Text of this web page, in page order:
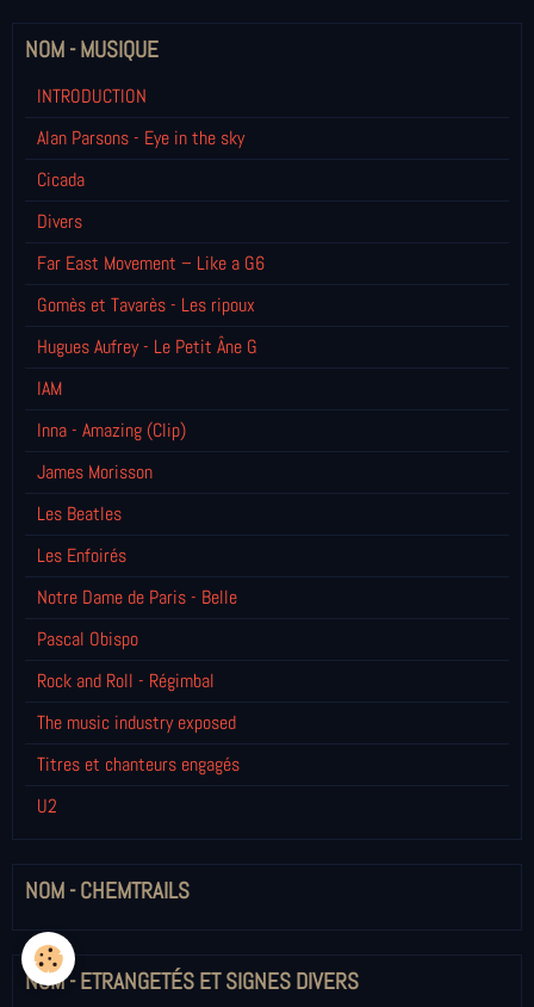
NOM - MUSIQUE
INTRODUCTION
Alan Parsons - Eye in the sky
Cicada
Divers
Far East Movement – Like a G6
Gomès et Tavarès - Les ripoux
Hugues Aufrey - Le Petit Âne G
IAM
Inna - Amazing (Clip)
James Morisson
Les Beatles
Les Enfoirés
Notre Dame de Paris - Belle
Pascal Obispo
Rock and Roll - Régimbal
The music industry exposed
Titres et chanteurs engagés
U2
NOM - CHEMTRAILS
NOM - ETRANGETÉS ET SIGNES DIVERS